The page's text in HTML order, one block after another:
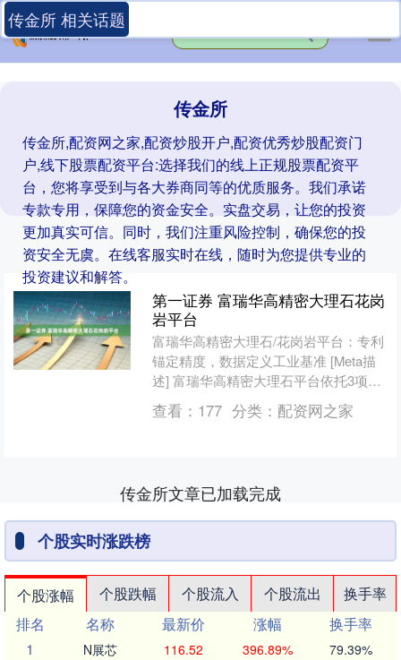
传金所
传金所,配资网之家,配资炒股开户,配资优秀炒股配资门
户,线下股票配资平台:选择我们的线上正规股票配资平
台，您将享受到与各大券商同等的优质服务。我们承诺
专款专用，保障您的资金安全。实盘交易，让您的投资
更加真实可信。同时，我们注重风险控制，确保您的投
资安全无虞。在线客服实时在线，随时为您提供专业的
投资建议和解答。
传金所 相关话题
第一证券 富瑞华高精密大理石花岗
岩平台
富瑞华高精密大理石/花岗岩平台：专利
锚定精度，数据定义工业基准 [Meta描
述] 富瑞华高精密大理石平台依托3项国
家实用新型专利，实现平面度误差
≤2μm/m²、....
查看： 177 分类： 配资网之家
传金所文章已加载完成
个股实时涨跌榜
个股涨幅 个股跌幅 个股流入 个股流出
换手率
排名
名称 最新价 涨幅
换手率
1
N展芯 116.52 396.89% 79.39%